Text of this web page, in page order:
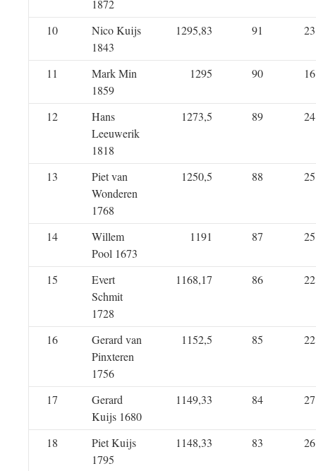
1872
10
Nico Kuijs
1843
1295,83 91 23
11
Mark Min
1859
1295 90 16
12
Hans
Leeuwerik
1818
1273,5 89 24
13
Piet van
Wonderen
1768
1250,5 88 25
14
Willem
Pool 1673
1191 87 25
15
Evert
Schmit
1728
1168,17 86 22
16
Gerard van
Pinxteren
1756
1152,5 85 22
17
Gerard
Kuijs 1680
1149,33 84 27
18
Piet Kuijs
1795
1148,33 83 26